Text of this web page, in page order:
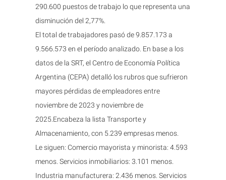
290.600 puestos de trabajo lo que representa una
disminución del 2,77%.
El total de trabajadores pasó de 9.857.173 a
9.566.573 en el período analizado. En base a los
datos de la SRT, el Centro de Economía Política
Argentina (CEPA) detalló los rubros que sufrieron
mayores pérdidas de empleadores entre
noviembre de 2023 y noviembre de
2025.Encabeza la lista Transporte y
Almacenamiento, con 5.239 empresas menos.
Le siguen: Comercio mayorista y minorista: 4.593
menos. Servicios inmobiliarios: 3.101 menos.
Industria manufacturera: 2.436 menos. Servicios